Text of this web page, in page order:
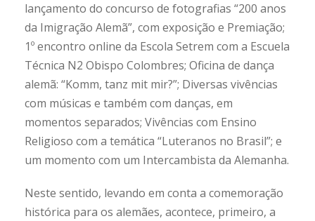
lançamento do concurso de fotografias “200 anos
da Imigração Alemã”, com exposição e Premiação;
1º encontro online da Escola Setrem com a Escuela
Técnica N2 Obispo Colombres; Oficina de dança
alemã: “Komm, tanz mit mir?”; Diversas vivências
com músicas e também com danças, em
momentos separados; Vivências com Ensino
Religioso com a temática “Luteranos no Brasil”; e
um momento com um Intercambista da Alemanha.
Neste sentido, levando em conta a comemoração
histórica para os alemães, acontece, primeiro, a